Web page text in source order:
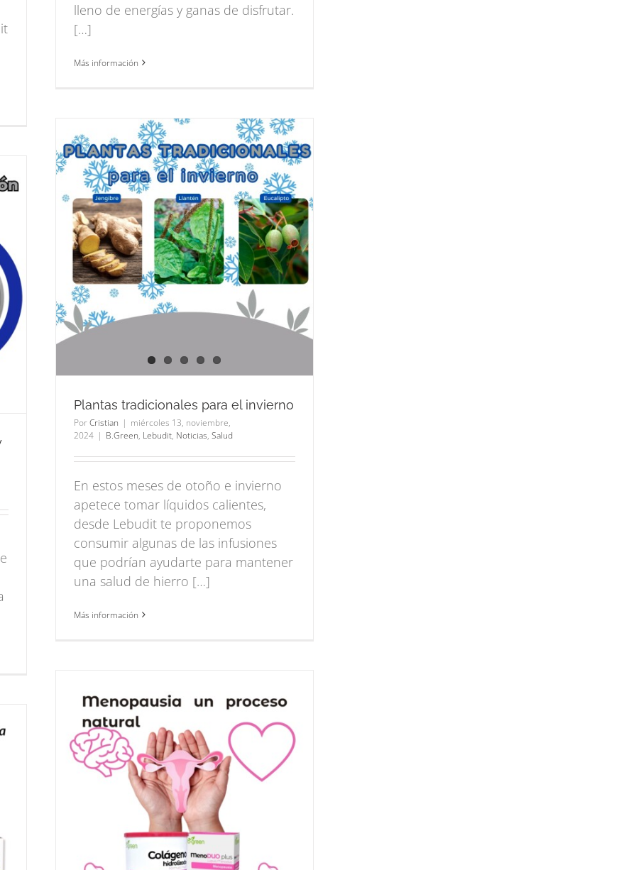
lleno de energías y ganas de disfrutar.
[…]
Más información
Plantas tradicionales para el invierno
PorCristian | miércoles 13, noviembre,
2024 | B.Green, Lebudit, Noticias, Salud
En estos meses de otoño e invierno
apetece tomar líquidos calientes,
desde Lebudit te proponemos
consumir algunas de las infusiones
que podrían ayudarte para mantener
una salud de hierro […]
Más información